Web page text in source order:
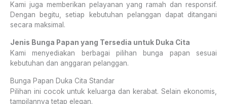
Kami juga memberikan pelayanan yang ramah dan responsif.
Dengan begitu, setiap kebutuhan pelanggan dapat ditangani
secara maksimal.
Jenis Bunga Papan yang Tersedia untuk Duka Cita
Kami menyediakan berbagai pilihan bunga papan sesuai
kebutuhan dan anggaran pelanggan.
Bunga Papan Duka Cita Standar
Pilihan ini cocok untuk keluarga dan kerabat. Selain ekonomis,
tampilannya tetap elegan.